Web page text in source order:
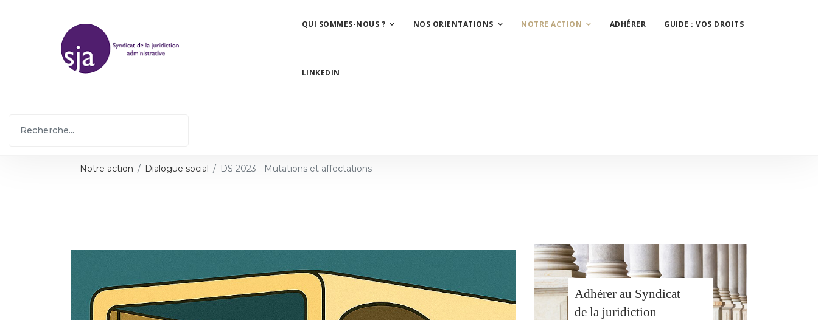
QUI SOMMES-NOUS ? NOS ORIENTATIONS NOTRE ACTION ADHÉRER GUIDE : VOS DROITS
LINKEDIN
Notre action Dialogue social DS 2023 - Mutations et affectations
Adhérer au Syndicat
de la juridiction